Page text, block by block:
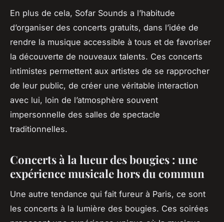
En plus de cela, Sofar Sounds a l’habitude
d’organiser des concerts gratuits, dans l’idée de
rendre la musique accessible à tous et de favoriser
la découverte de nouveaux talents. Ces concerts
intimistes permettent aux artistes de se rapprocher
de leur public, de créer une véritable interaction
avec lui, loin de l’atmosphère souvent
impersonnelle des salles de spectacle
traditionnelles.
Concerts à la lueur des bougies : une
expérience musicale hors du commun
Une autre tendance qui fait fureur à Paris, ce sont
les concerts à la lumière des bougies. Ces soirées